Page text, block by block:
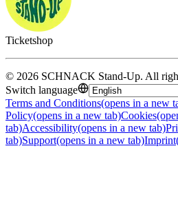
Ticketshop
© 2026 SCHNACK Stand-Up. All
Switch language
Terms and Conditions(opens in a new
Policy(opens in a new tab)Cookies
tab)Accessibility(opens in a new tab)
tab)Support(opens in a new tab)Imprint